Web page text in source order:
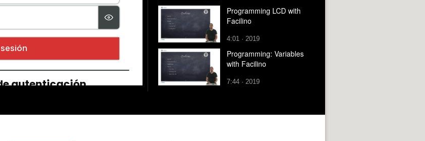
Programming LCD with
Facilino
4:01 · 2019
Programming: Variables
with Facilino
7:44 · 2019